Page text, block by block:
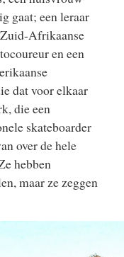
gaat; een leraar
Afrikaanse
en een
dat voor elkaar
die een
skateboarder
over de hele
hebben
maar ze zeggen